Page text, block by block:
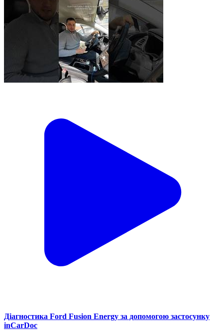
Діагностика Ford Fusion Energy за допомогою застосунку
inCarDoc